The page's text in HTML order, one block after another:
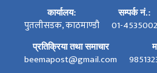
कार्यालय:
पुतलीसडक, काठमाण्डौ
सम्पर्क नं.:
01-4535002
प्रतिक्रिया तथा समाचार
beemapost@gmail.com